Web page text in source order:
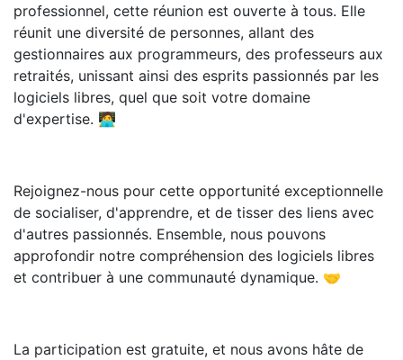
professionnel, cette réunion est ouverte à tous. Elle
réunit une diversité de personnes, allant des
gestionnaires aux programmeurs, des professeurs aux
retraités, unissant ainsi des esprits passionnés par les
logiciels libres, quel que soit votre domaine
d'expertise. 🧑‍💻
Rejoignez-nous pour cette opportunité exceptionnelle
de socialiser, d'apprendre, et de tisser des liens avec
d'autres passionnés. Ensemble, nous pouvons
approfondir notre compréhension des logiciels libres
et contribuer à une communauté dynamique. 🤝
La participation est gratuite, et nous avons hâte de